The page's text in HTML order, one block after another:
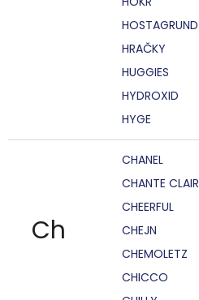
HOSTAGRUND
HRAČKY
HUGGIES
HYDROXID
HYGE
Ch
CHANEL
CHANTE CLAIR
CHEERFUL
CHEJN
CHEMOLETZ
CHICCO